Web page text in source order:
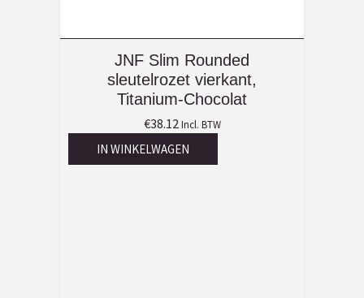
JNF Slim Rounded
sleutelrozet vierkant,
Titanium-Chocolat
€38.12 Incl. BTW
IN WINKELWAGEN